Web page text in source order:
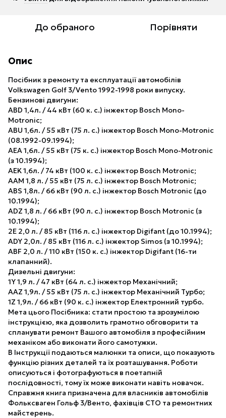
До обраного Порівняти
Опис
Посібник з ремонту та експлуатації автомобілів
Volkswagen Golf 3/Vento 1992-1998 роки випуску.
Бензинові двигуни:
ABD 1,4л. / 44 кВт (60 к. с.) інжектор Bosch Mono-
Motronic;
ABU 1,6л. / 55 кВт (75 л. с.) інжектор Bosch Mono-Motronic
(08.1992-09.1994);
AEA 1,6л. / 55 кВт (75 к. с.) інжектор Bosch Mono-Motronic
(з 10.1994);
AEK 1,6л. / 74 кВт (100 к. с.) інжектор Bosch Motronic;
AAM 1,8 л. / 55 кВт (75 л. с.) інжектор Bosch Motronic;
ABS 1,8л. / 66 кВт (90 л. с.) інжектор Bosch Motronic (до
10.1994);
ADZ 1,8 л. / 66 кВт (90 л. с.) інжектор Bosch Motronic (з
10.1994);
2E 2,0 л. / 85 кВт (116 л. с.) інжектор Digifant (до 10.1994);
ADY 2,0л. / 85 кВт (116 л. с.) інжектор Simos (з 10.1994);
ABF 2,0 л. / 110 кВт (150 к. с.) інжектор Digifant (16-ти
клапанний).
Дизельні двигуни:
1Y 1,9 л. / 47 кВт (64 л. с.) інжектор Механічний;
AAZ 1,9л. / 55 кВт (75 л. с.) інжектор Механічний Турбо;
1Z 1,9л. / 66 кВт (90 к. с.) інжектор Електронний турбо.
Мета цього Посібника: стати простою та зрозумілою
інструкцією, яка дозволить грамотно обговорити та
спланувати ремонт Вашого автомобіля з професійним
механіком або виконати його самотужки.
В Інструкції подаються малюнки та описи, що показують
функцію різних деталей та їх розташування. Роботи
описуються і фотографуються в поетапній
послідовності, тому їх може виконати навіть новачок.
Справжня книга призначена для власників автомобілів
Фольксваген Гольф 3/Венто, фахівців СТО та ремонтних
майстерень.